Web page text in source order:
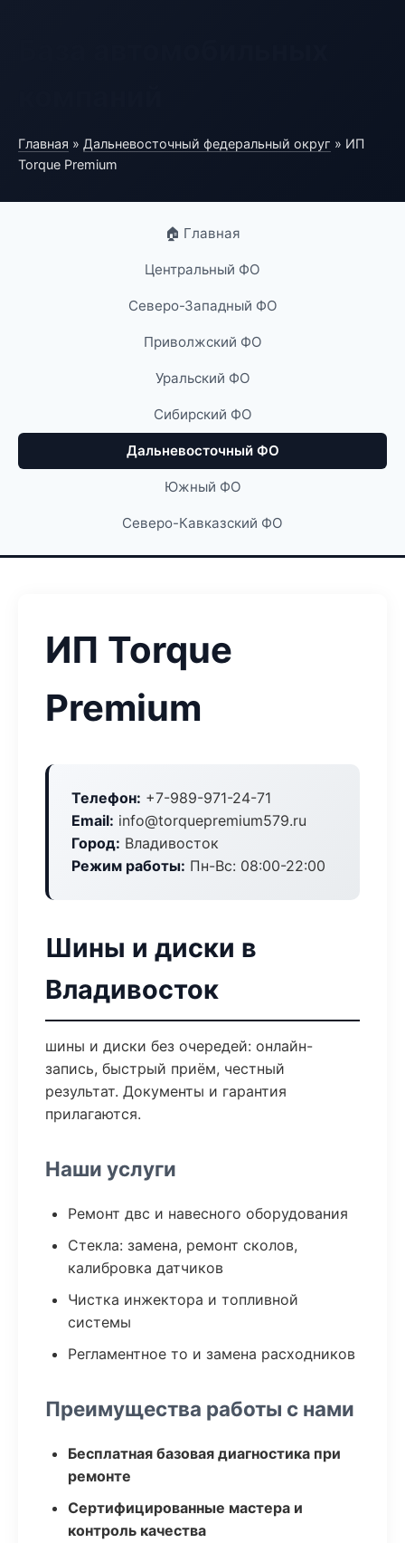
Главная » Дальневосточный федеральный округ » ИП
Torque Premium
🏠 Главная
Центральный ФО
Северо-Западный ФО
Приволжский ФО
Уральский ФО
Сибирский ФО
Дальневосточный ФО
Южный ФО
Северо-Кавказский ФО
ИП Torque
Premium
Телефон: +7-989-971-24-71
Email: info@torquepremium579.ru
Город: Владивосток
Режим работы: Пн-Вс: 08:00-22:00
Шины и диски в
Владивосток
шины и диски без очередей: онлайн-
запись, быстрый приём, честный
результат. Документы и гарантия
прилагаются.
Наши услуги
Ремонт двс и навесного оборудования
Стекла: замена, ремонт сколов,
калибровка датчиков
Чистка инжектора и топливной
системы
Регламентное то и замена расходников
Преимущества работы с нами
Бесплатная базовая диагностика при
ремонте
Сертифицированные мастера и
контроль качества